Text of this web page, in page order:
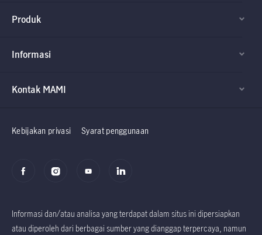
Produk
Informasi
Factsheet dan
Kontak MAMI
Kebijakan privasi Syarat penggunaan
Informasi dan/atau analisa yang terdapat dalam situs ini dipersiapkan
atau diperoleh dari berbagai sumber yang dianggap terpercaya, namun